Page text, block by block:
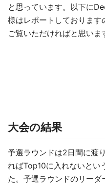
と思っています。以下に
様はレポートしておりま
ご覧いただければと思いま
大会の結果
予選ラウンドは2日間に渡
ればTop10に入れないとい
た。予選ラウンドのリー